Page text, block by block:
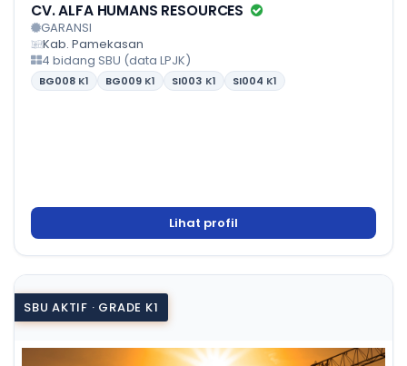
CV. ALFA HUMANS RESOURCES
GARANSI
Kab. Pamekasan
4 bidang SBU (data LPJK)
BG008 K1 BG009 K1 SI003 K1 SI004 K1
Lihat profil
SBU AKTIF · GRADE K1